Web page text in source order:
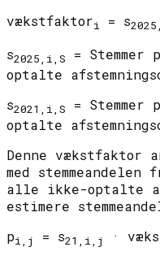
vækstfaktori = s
s2025,i,S =
optalte
s2021,i,S =
optalte
Denne vækstfaktor
med
alle ikke-optalte
estimere
pi,j = s21,i,j ·